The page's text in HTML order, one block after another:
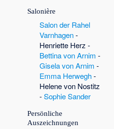
Salonière
Salon der Rahel
Varnhagen-
Henriette Herz -
Bettina von Arnim -
Gisela von Arnim -
Emma Herwegh-
Helene von Nostitz
-Sophie Sander
Persönliche
Auszeichnungen